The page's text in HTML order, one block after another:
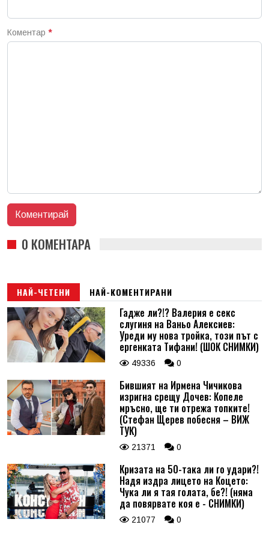
Коментар *
0 КОМЕНТАРА
НАЙ-ЧЕТЕНИ НАЙ-КОМЕНТИРАНИ
Гадже ли?!? Валерия е секс
слугиня на Ваньо Алексиев:
Уреди му нова тройка, този път с
ергенката Тифани! (ШОК СНИМКИ)
49336 0
Бившият на Ирмена Чичикова
изригна срещу Дочев: Копеле
мръсно, ще ти отрежа топките!
(Стефан Щерев побесня – ВИЖ
ТУК)
21371 0
Кризата на 50-така ли го удари?!
Надя издра лицето на Коцето:
Чука ли я тая голата, бе?! (няма
да повярвате коя е - СНИМКИ)
21077 0